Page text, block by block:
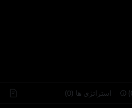
استراتژی‌ ها (0)